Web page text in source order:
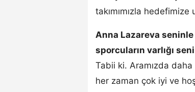
takımımızla
Anna Lazareva
sporcuların varlığı
Tabii ki. Aramızda
her zaman çok iyi ve